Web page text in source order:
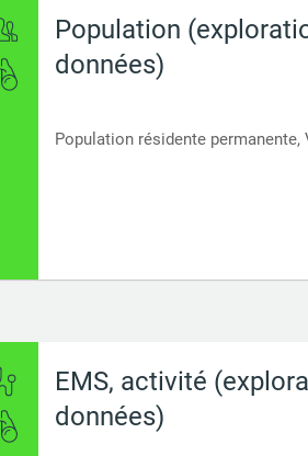
Population
données)
Population résidente permanente,
EMS, activité
données)